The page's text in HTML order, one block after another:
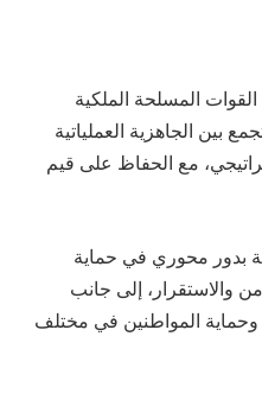
المسلحة الملكية
الجاهزية العملياتية
مع الحفاظ على قيم
بدور محوري في حماية
والاستقرار، إلى جانب
المواطنين في مختلف